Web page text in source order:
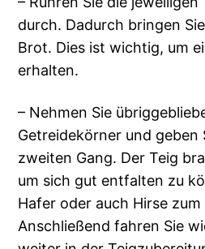
durch. Dadurch bringen
Brot. Dies ist wichtig, um
erhalten.
– Nehmen Sie
Getreidekörner und geben
zweiten Gang. Der Teig
um sich gut entfalten zu
Hafer oder auch Hirse zum
Anschließend fahren Sie